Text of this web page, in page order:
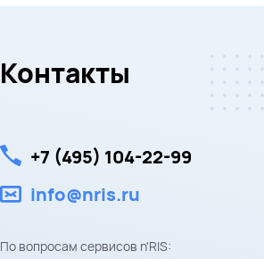
Контакты
+7 (495) 104-22-99
info@nris.ru
По вопросам сервисов n'RIS: